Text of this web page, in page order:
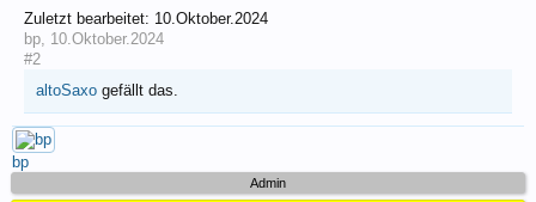
Zuletzt bearbeitet: 10.Oktober.2024
bp, 10.Oktober.2024
#2
altoSaxo gefällt das.
bp
Admin